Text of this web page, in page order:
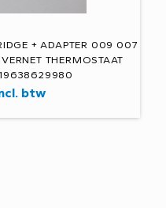
+ ADAPTER 009 007
THERMOSTAAT
btw